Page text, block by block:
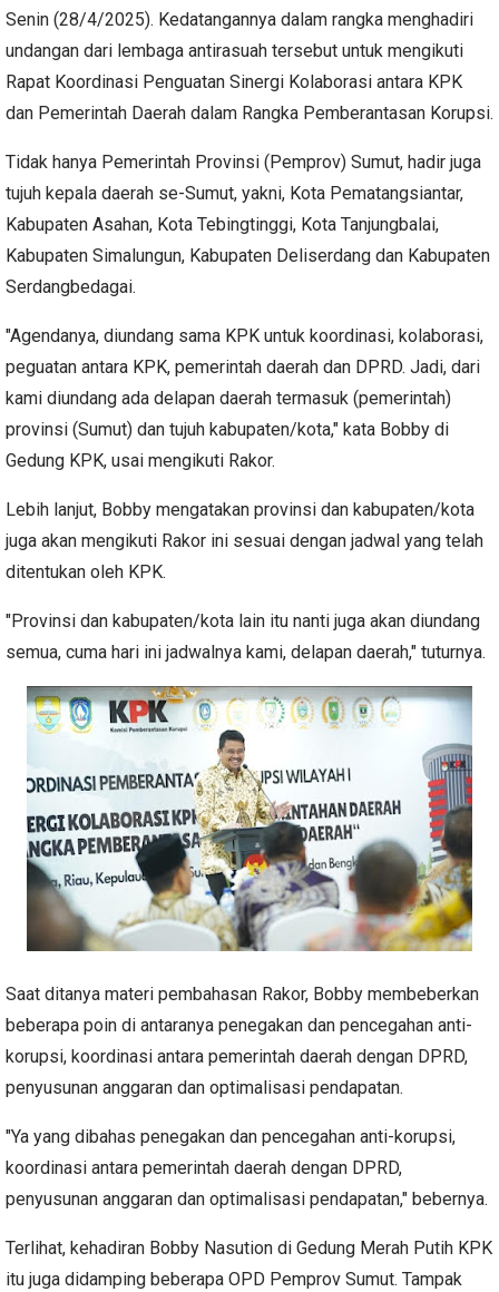
Senin (28/4/2025). Kedatangannya dalam rangka menghadiri
undangan dari lembaga antirasuah tersebut untuk mengikuti
Rapat Koordinasi Penguatan Sinergi Kolaborasi antara KPK
dan Pemerintah Daerah dalam Rangka Pemberantasan Korupsi.
Tidak hanya Pemerintah Provinsi (Pemprov) Sumut, hadir juga
tujuh kepala daerah se-Sumut, yakni, Kota Pematangsiantar,
Kabupaten Asahan, Kota Tebingtinggi, Kota Tanjungbalai,
Kabupaten Simalungun, Kabupaten Deliserdang dan Kabupaten
Serdangbedagai.
"Agendanya, diundang sama KPK untuk koordinasi, kolaborasi,
peguatan antara KPK, pemerintah daerah dan DPRD. Jadi, dari
kami diundang ada delapan daerah termasuk (pemerintah)
provinsi (Sumut) dan tujuh kabupaten/kota," kata Bobby di
Gedung KPK, usai mengikuti Rakor.
Lebih lanjut, Bobby mengatakan provinsi dan kabupaten/kota
juga akan mengikuti Rakor ini sesuai dengan jadwal yang telah
ditentukan oleh KPK.
"Provinsi dan kabupaten/kota lain itu nanti juga akan diundang
semua, cuma hari ini jadwalnya kami, delapan daerah," tuturnya.
Saat ditanya materi pembahasan Rakor, Bobby membeberkan
beberapa poin di antaranya penegakan dan pencegahan anti-
korupsi, koordinasi antara pemerintah daerah dengan DPRD,
penyusunan anggaran dan optimalisasi pendapatan.
"Ya yang dibahas penegakan dan pencegahan anti-korupsi,
koordinasi antara pemerintah daerah dengan DPRD,
penyusunan anggaran dan optimalisasi pendapatan," bebernya.
Terlihat, kehadiran Bobby Nasution di Gedung Merah Putih KPK
itu juga didamping beberapa OPD Pemprov Sumut. Tampak